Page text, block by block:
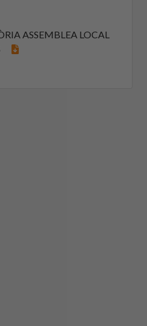
ASSEMBLEA LOCAL